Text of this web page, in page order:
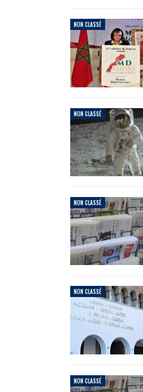
NON CLASSÉ
NON CLASSÉ
NON CLASSÉ
NON CLASSÉ
NON CLASSÉ